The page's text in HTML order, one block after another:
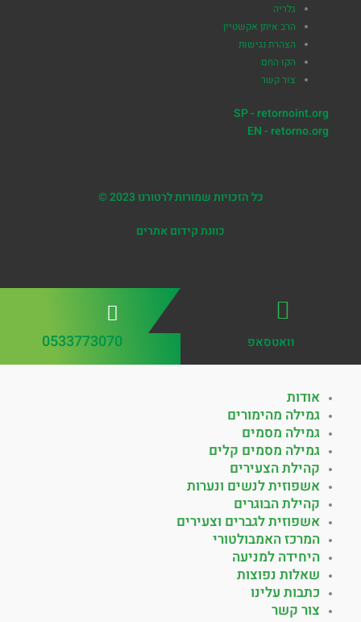
גלריה
הרב איתן אקשטיין
הצהרת נגישות
הקו החם
צור קשר
SP - retornoint.org
EN - retorno.org
כל הזכויות שמורות לרטורנו 2023 ©
כוונת קידום אתרים
וואטסאפ 0533773070
אודות
גמילה מהימורים
גמילה מסמים
גמילה מסמים קלים
קהילת הצעירים
אשפוזית לנשים ונערות
קהילת הבוגרים
אשפוזית לגברים וצעירים
המרכז האמבולטורי
היחידה למניעה
שאלות נפוצות
כתבות עלינו
צור קשר